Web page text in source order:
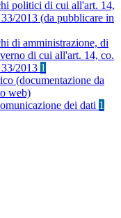
politici di cui all'art. 14,
2013 (da pubblicare in
di amministrazione, di
di cui all'art. 14, co.
2013 1
(documentazione da
web)
dei dati 1